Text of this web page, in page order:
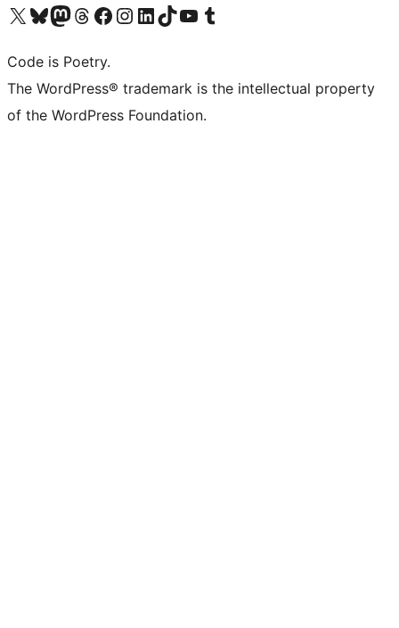
Navštivte náš účet na X (dříve Twitter)
Navštivte náš Bluesky účetNavštivte náš účet Mastodon
Navštivte náš Threads účetNavštivte naši stránku na Facebooku
Navštivte náš Instagram účetNavštivte náš LinkedIn účetNavštivte náš TikTok účetNavštivte náš YouTube kanálNavštivte náš Tumblr účet
Code is Poetry.
The WordPress® trademark is the intellectual property
of the WordPress Foundation.